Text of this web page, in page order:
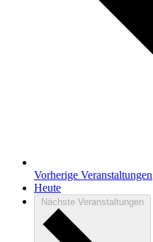
Vorherige Veranstaltungen
Heute
Nächste Veranstaltungen